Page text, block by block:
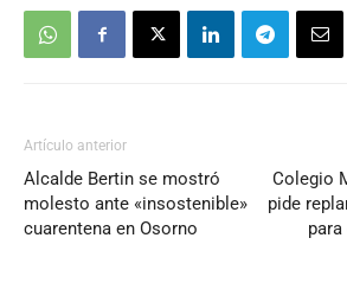
Artículo anterior
Alcalde Bertin se mostró
molesto ante «insostenible»
cuarentena en Osorno
Colegio
pide